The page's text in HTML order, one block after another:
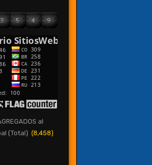
al
(Total) (8,458)